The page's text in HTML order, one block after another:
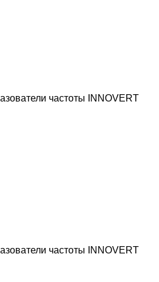
частоты INNOVERT
частоты INNOVERT